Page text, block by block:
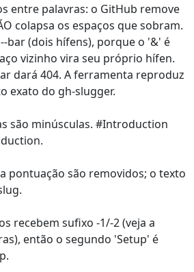
entre palavras: o GitHub remove
colapsa os espaços que sobram.
bar (dois hífens), porque o '&' é
vizinho vira seu próprio hífen.
dará 404. A ferramenta reproduz
exato do gh-slugger.
são minúsculas. #Introduction
pontuação são removidos; o texto
recebem sufixo -1/-2 (veja a
então o segundo 'Setup' é